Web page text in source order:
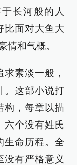
长河般的人
比面对大鱼大
情和气概。
素淡一般，
。这部小说打
构，每章以描
六个没有姓氏
生命历程。全
没有严格意义